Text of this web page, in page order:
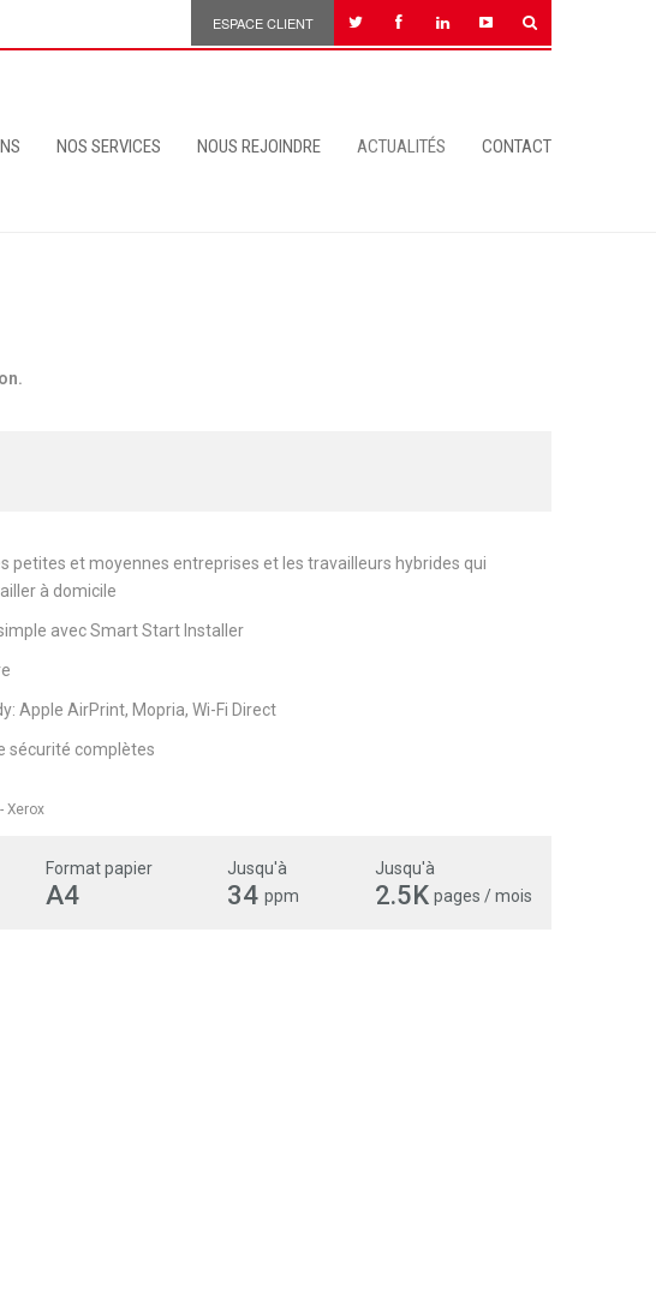
ESPACE CLIENT
NOS SERVICES NOUS REJOINDRE ACTUALITÉS CONTACT
petites et moyennes entreprises et les travailleurs hybrides qui
à domicile
avec Smart Start Installer
Apple AirPrint, Mopria, Wi-Fi Direct
sécurité complètes
- Xerox
Format papier
A4
Jusqu'à
34 ppm
Jusqu'à
2.5K pages / mois